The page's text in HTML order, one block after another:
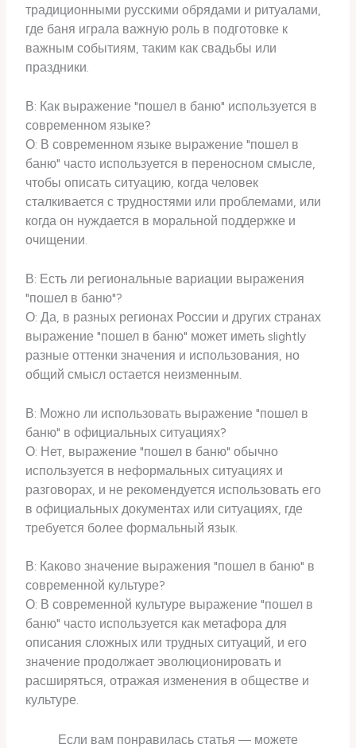
традиционными русскими обрядами и ритуалами,
где баня играла важную роль в подготовке к
важным событиям, таким как свадьбы или
праздники.
В: Как выражение "пошел в баню" используется в
современном языке?
О: В современном языке выражение "пошел в
баню" часто используется в переносном смысле,
чтобы описать ситуацию, когда человек
сталкивается с трудностями или проблемами, или
когда он нуждается в моральной поддержке и
очищении.
В: Есть ли региональные вариации выражения
"пошел в баню"?
О: Да, в разных регионах России и других странах
выражение "пошел в баню" может иметь slightly
разные оттенки значения и использования, но
общий смысл остается неизменным.
В: Можно ли использовать выражение "пошел в
баню" в официальных ситуациях?
О: Нет, выражение "пошел в баню" обычно
используется в неформальных ситуациях и
разговорах, и не рекомендуется использовать его
в официальных документах или ситуациях, где
требуется более формальный язык.
В: Каково значение выражения "пошел в баню" в
современной культуре?
О: В современной культуре выражение "пошел в
баню" часто используется как метафора для
описания сложных или трудных ситуаций, и его
значение продолжает эволюционировать и
расширяться, отражая изменения в обществе и
культуре.
Если вам понравилась статья — можете